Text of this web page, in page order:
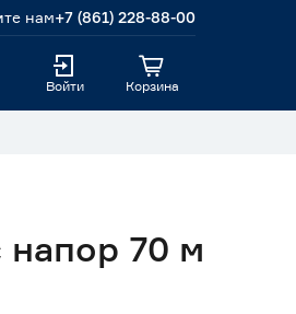
нам+7 (861) 228-88-00
Войти Корзина
70 м